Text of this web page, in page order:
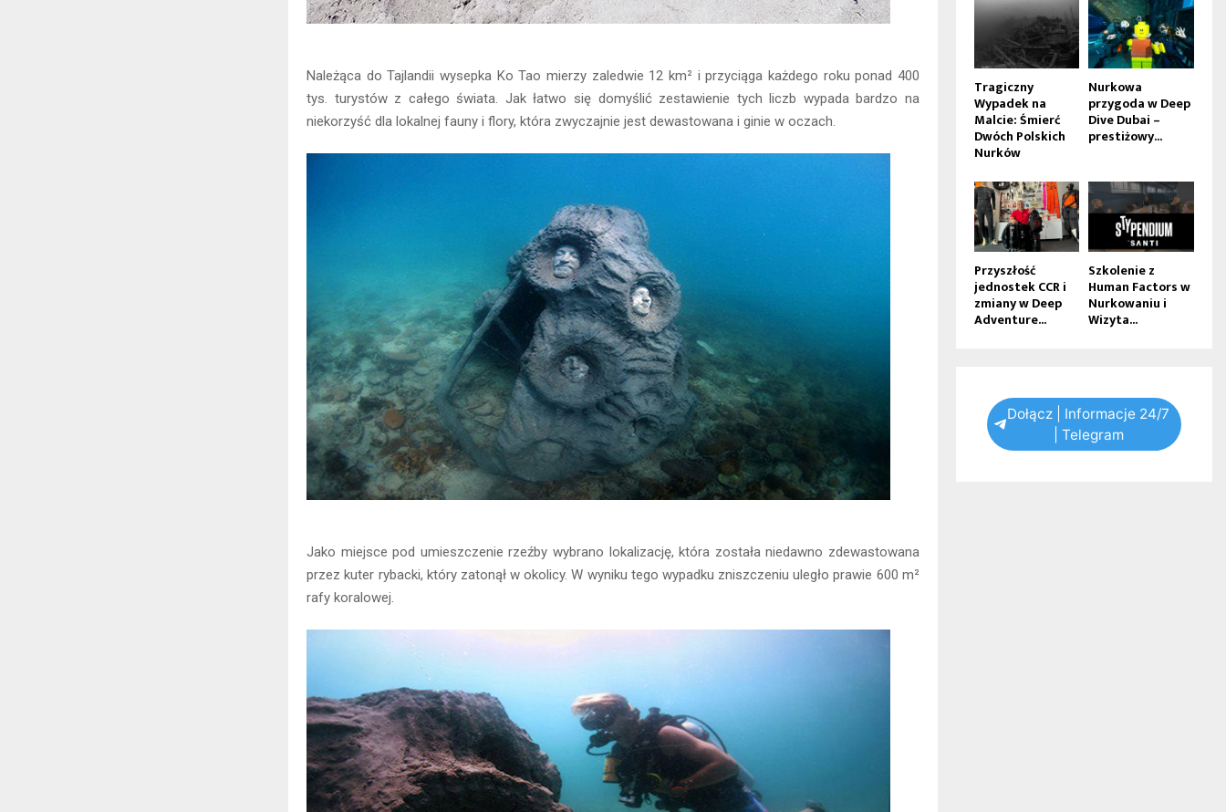
Należąca do Tajlandii wysepka Ko Tao mierzy zaledwie 12 km² i przyciąga każdego roku ponad 400
tys. turystów z całego świata. Jak łatwo się domyślić zestawienie tych liczb wypada bardzo na
niekorzyść dla lokalnej fauny i flory, która zwyczajnie jest dewastowana i ginie w oczach.
Jako miejsce pod umieszczenie rzeźby wybrano lokalizację, która została niedawno zdewastowana
przez kuter rybacki, który zatonął w okolicy. W wyniku tego wypadku zniszczeniu uległo prawie 600 m²
rafy koralowej.
Tragiczny
Wypadek na
Malcie: Śmierć
Dwóch Polskich
Nurków
Nurkowa
przygoda w Deep
Dive Dubai –
prestiżowy...
Przyszłość
jednostek CCR i
zmiany w Deep
Adventure...
Szkolenie z
Human Factors w
Nurkowaniu i
Wizyta...
Dołącz | Informacje 24/7
| Telegram